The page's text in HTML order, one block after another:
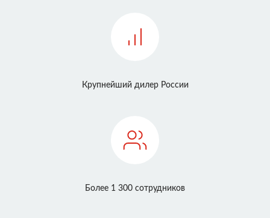
Крупнейший дилер России
Более 1 300 сотрудников